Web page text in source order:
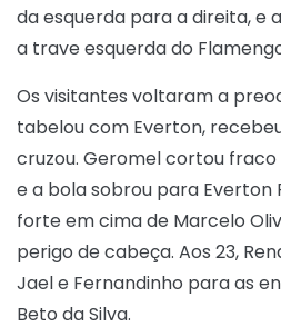
da esquerda para a direita, e
a trave esquerda do
Os visitantes voltaram a
tabelou com Everton,
cruzou. Geromel cortou
e a bola sobrou para Everton
forte em cima de Marcelo
perigo de cabeça. Aos 23,
Jael e Fernandinho para as
Beto da Silva.